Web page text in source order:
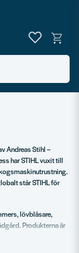
Andreas Stihl –
har STIHL vuxit till
står STIHL för
lövblåsare,
Produkterna är
privatpersoner